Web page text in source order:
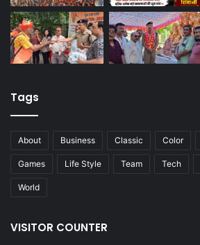
Tags
About Business Classic Color
Games Life Style Team Tech
World
VISITOR COUNTER